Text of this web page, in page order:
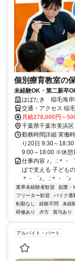
個別療育教室の
未経験OK・第二新卒
はばたき 稲毛海岸
交通・アクセス 稲
月給278,000円～
千葉県千葉市美浜区
勤務時間詳細 実働
り20日 9:30～
9:00～18:00 ※休憩
仕事内容 ♪。.:＊・
ばで支える 子ども
＊・゜♪。.:＊・゜♪
業界未経験者歓迎 副業・
フリーター歓迎
バイク通
転勤なし
経験不問 未経
研修あり
夕方 賞与あり
アルバイト・パート